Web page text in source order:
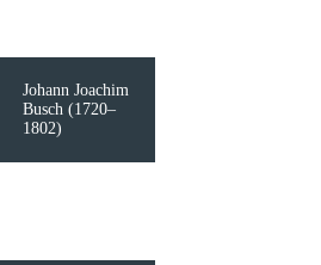
Johann Joachim
Busch (1720–
1802)